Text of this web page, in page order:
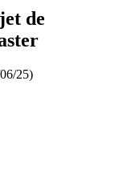
de
25)